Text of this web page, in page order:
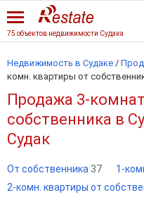
75 объектов недвижимости Судака
Недвижимость в Судаке /
комн. квартиры от
Продажа 3-
собственника в
Судак
От собственника 37 1-
2-комн. квартиры от